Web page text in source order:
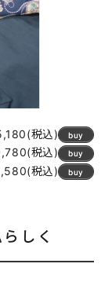
税込) buy
税込) buy
税込) buy
しく